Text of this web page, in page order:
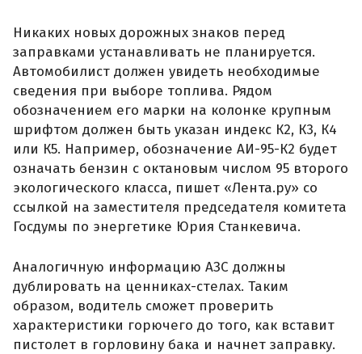
Никаких новых дорожных знаков перед
заправками устанавливать не планируется.
Автомобилист должен увидеть необходимые
сведения при выборе топлива. Рядом
обозначением его марки на колонке крупным
шрифтом должен быть указан индекс К2, К3, К4
или К5. Например, обозначение АИ-95-К2 будет
означать бензин с октановым числом 95 второго
экологического класса, пишет «Лента.ру» со
ссылкой на заместителя председателя комитета
Госдумы по энергетике Юрия Станкевича.
Аналогичную информацию АЗС должны
дублировать на ценниках-стелах. Таким
образом, водитель сможет проверить
характеристики горючего до того, как вставит
пистолет в горловину бака и начнет заправку.